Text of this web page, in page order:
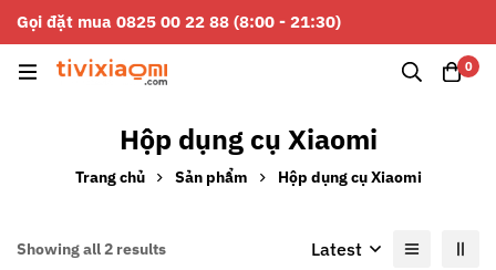
Gọi đặt mua 0825 00 22 88 (8:00 - 21:30)
0
Hộp dụng cụ Xiaomi
Trang chủ Sản phẩm Hộp dụng cụ Xiaomi
Showing all 2 results Latest